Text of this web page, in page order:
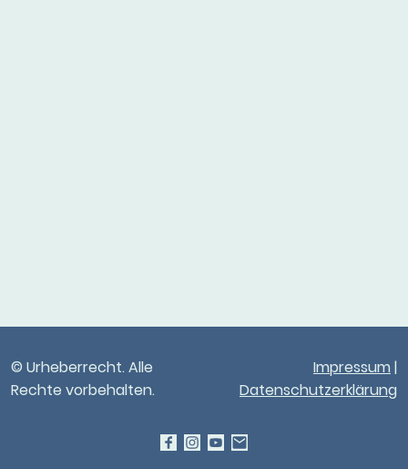
© Urheberrecht. Alle
Rechte vorbehalten.
Impressum |
Datenschutzerklärung